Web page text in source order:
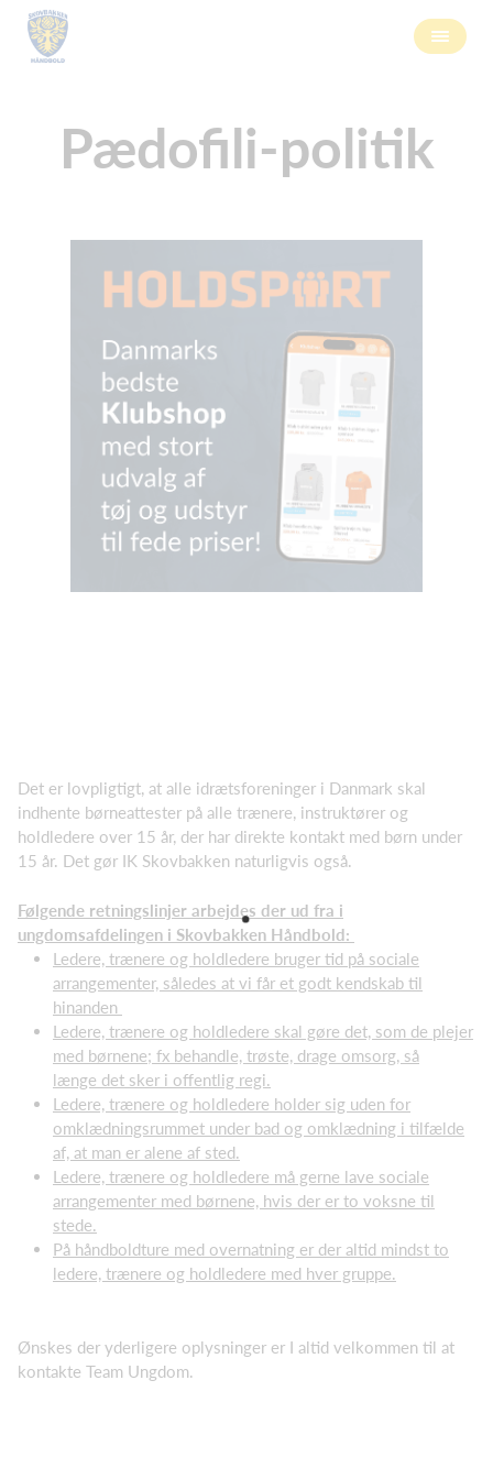
Pædofili-politik
Det er lovpligtigt, at alle idrætsforeninger i Danmark skal
indhente børneattester på alle trænere, instruktører og
holdledere over 15 år, der har direkte kontakt med børn under
15 år. Det gør IK Skovbakken naturligvis også.
Følgende retningslinjer arbejdes der ud fra i
ungdomsafdelingen i Skovbakken Håndbold:
Ledere, trænere og holdledere bruger tid på sociale
arrangementer, således at vi får et godt kendskab til
hinanden
Ledere, trænere og holdledere skal gøre det, som de plejer
med børnene; fx behandle, trøste, drage omsorg, så
længe det sker i offentlig regi.
Ledere, trænere og holdledere holder sig uden for
omklædningsrummet under bad og omklædning i tilfælde
af, at man er alene af sted.
Ledere, trænere og holdledere må gerne lave sociale
arrangementer med børnene, hvis der er to voksne til
stede.
På håndboldture med overnatning er der altid mindst to
ledere, trænere og holdledere med hver gruppe.
Ønskes der yderligere oplysninger er I altid velkommen til at
kontakte Team Ungdom.